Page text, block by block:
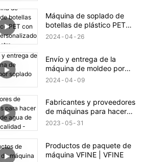
Máquina de soplado de
botellas de plástico PET
con diseño personalizado
2024 04 26
Envío y entrega de la
máquina de moldeo por
soplado VFINE
2024 04 09
Fabricantes y proveedores
de máquinas para hacer
botellas de agua de la
2023 05 31
Productos de paquete de
máquina VFINE | VFINE